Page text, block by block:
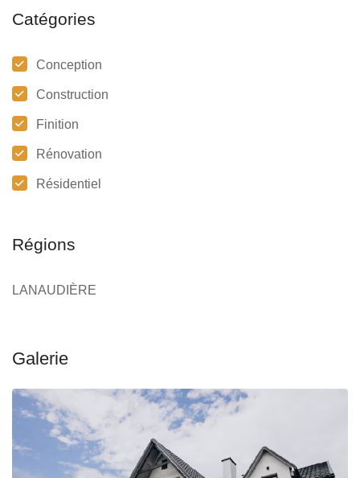
Catégories
Conception
Construction
Finition
Rénovation
Résidentiel
Régions
LANAUDIÈRE